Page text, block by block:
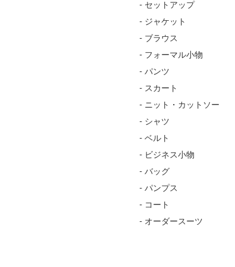
- セットアップ
- ジャケット
- ブラウス
- フォーマル小物
- パンツ
- スカート
- ニット・カットソー
- シャツ
- ベルト
- ビジネス小物
- バッグ
- パンプス
- コート
- オーダースーツ